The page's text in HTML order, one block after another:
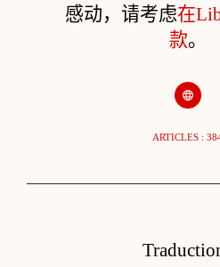
感动，请考虑在
款。
ARTICLES :